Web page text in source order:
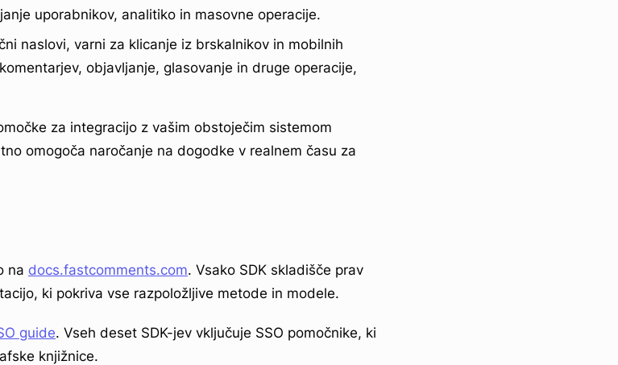
uporabnikov, analitiko in masovne operacije.
naslovi, varni za klicanje iz brskalnikov in mobilnih
objavljanje, glasovanje in druge operacije,
za integracijo z vašim obstoječim sistemom
omogoča naročanje na dogodke v realnem času za
na docs.fastcomments.com. Vsako SDK skladišče prav
ki pokriva vse razpoložljive metode in modele.
guide. Vseh deset SDK-jev vključuje SSO pomočnike, ki
knjižnice.